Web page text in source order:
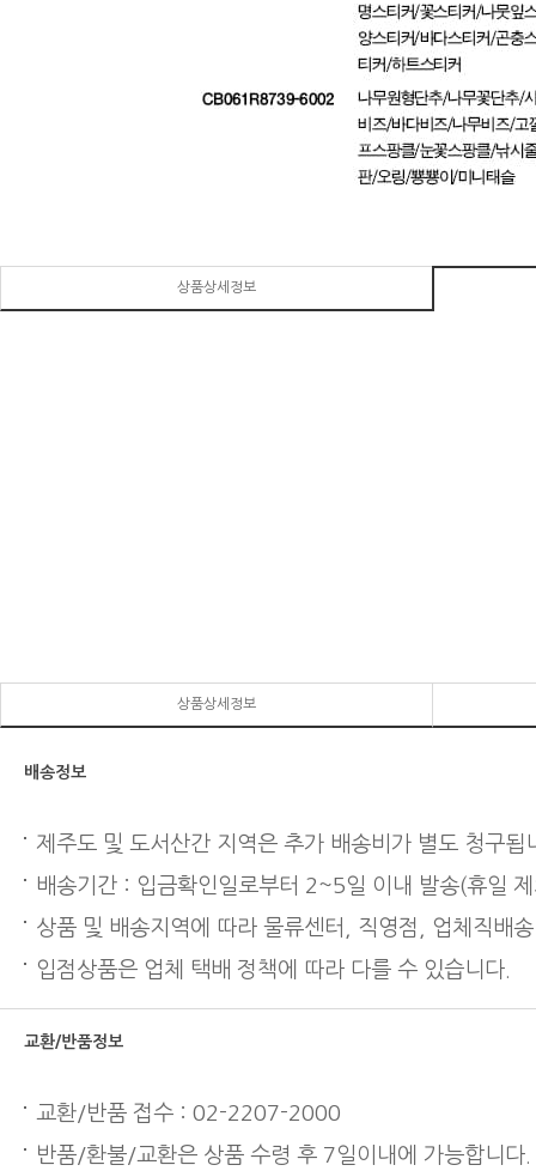
상품상세정보
상품상세정보
배송정보
제주도 및 도서산간 지역은 추가 배송비가 별도 청구됩
배송기간 : 입금확인일로부터 2~5일 이내 발송(휴일
상품 및 배송지역에 따라 물류센터, 직영점, 업체직배
입점상품은 업체 택배 정책에 따라 다를 수 있습니다.
교환/반품정보
교환/반품 접수 : 02-2207-2000
반품/환불/교환은 상품 수령 후 7일이내에 가능합니다.